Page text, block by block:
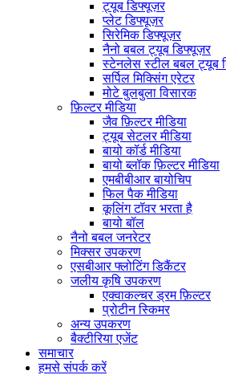
ट्यूब डिफ्यूज़र
प्लेट डिफ्यूज़र
सिरेमिक डिफ्यूज़र
नैनो बबल ट्यूब डिफ्यूज़र
स्टेनलेस स्टील बबल ट्यूब
सर्पिल मिक्सिंग एरेटर
मोटे बुलबुला विसारक
फ़िल्टर मीडिया
जैव फ़िल्टर मीडिया
ट्यूब सेटलर मीडिया
बायो कॉर्ड मीडिया
बायो ब्लॉक फ़िल्टर मीडिया
एमबीबीआर बायोचिप
फिल पैक मीडिया
कूलिंग टॉवर भरता है
बायो बॉल
नैनो बबल जनरेटर
मिक्सर उपकरण
एसबीआर फ्लोटिंग डिकैंटर
जलीय कृषि उपकरण
एक्वाकल्चर ड्रम फ़िल्टर
प्रोटीन स्किमर
अन्य उपकरण
बैक्टीरिया एजेंट
समाचार
हमसे संपर्क करें